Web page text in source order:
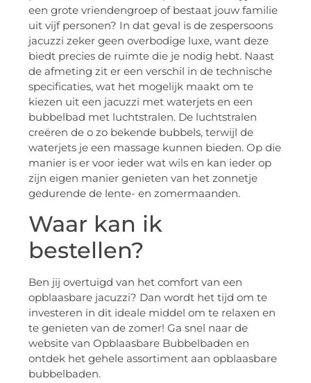
een grote vriendengroep of bestaat jouw familie
uit vijf personen? In dat geval is de zespersoons
jacuzzi zeker geen overbodige luxe, want deze
biedt precies de ruimte die je nodig hebt. Naast
de afmeting zit er een verschil in de technische
specificaties, wat het mogelijk maakt om te
kiezen uit een jacuzzi met waterjets en een
bubbelbad met luchtstralen. De luchtstralen
creëren de o zo bekende bubbels, terwijl de
waterjets je een massage kunnen bieden. Op die
manier is er voor ieder wat wils en kan ieder op
zijn eigen manier genieten van het zonnetje
gedurende de lente- en zomermaanden.
Waar kan ik
bestellen?
Ben jij overtuigd van het comfort van een
opblaasbare jacuzzi? Dan wordt het tijd om te
investeren in dit ideale middel om te relaxen en
te genieten van de zomer! Ga snel naar de
website van Opblaasbare Bubbelbaden en
ontdek het gehele assortiment aan opblaasbare
bubbelbaden.